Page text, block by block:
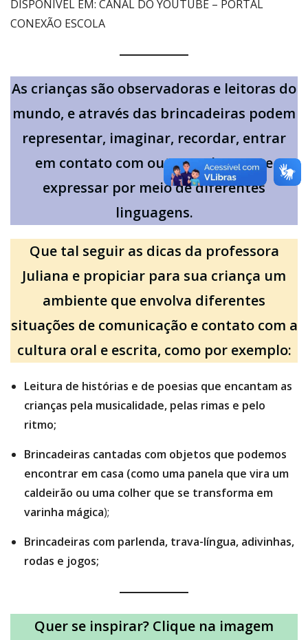
DISPONÍVEL EM: CANAL DO YOUTUBE – PORTAL
CONEXÃO ESCOLA
As crianças são observadoras e leitoras do
mundo, e através das brincadeiras podem
representar, imaginar, recordar, entrar
em contato com outras culturas, se
expressar por meio de diferentes
linguagens.
Que tal seguir as dicas da professora
Juliana e propiciar para sua criança um
ambiente que envolva diferentes
situações de comunicação e contato com a
cultura oral e escrita, como por exemplo:
Leitura de histórias e de poesias que encantam as
crianças pela musicalidade, pelas rimas e pelo
ritmo;
Brincadeiras cantadas com objetos que podemos
encontrar em casa (como uma panela que vira um
caldeirão ou uma colher que se transforma em
varinha mágica);
Brincadeiras com parlenda, trava-língua, adivinhas,
rodas e jogos;
Quer se inspirar? Clique na imagem